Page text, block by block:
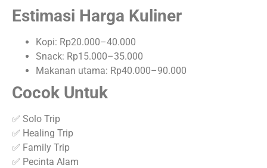
Estimasi Harga Kuliner
Kopi: Rp20.000–40.000
Snack: Rp15.000–35.000
Makanan utama: Rp40.000–90.000
Cocok Untuk
✅ Solo Trip
✅ Healing Trip
✅ Family Trip
✅ Pecinta Alam